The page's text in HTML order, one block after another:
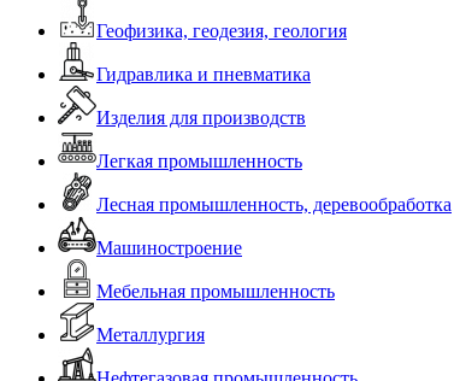
Геофизика, геодезия, геология
Гидравлика и пневматика
Изделия для производств
Легкая промышленность
Лесная промышленность, деревообработка
Машиностроение
Мебельная промышленность
Металлургия